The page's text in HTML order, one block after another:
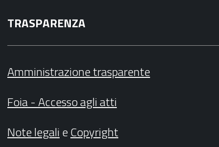
TRASPARENZA
Amministrazione trasparente
Foia - Accesso agli atti
Note legalieCopyright